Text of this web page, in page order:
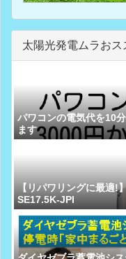
太陽光発電ムラおス
パワコンの電気代を10
ます
【リパワリングに最適
SE17.5K-JPI